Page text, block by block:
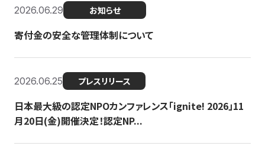
2026.06.29 お知らせ
寄付金の安全な管理体制について
2026.06.25 プレスリリース
日本最大級の認定NPOカンファレンス「ignite! 2026」11
月20日(金)開催決定！認定NP...